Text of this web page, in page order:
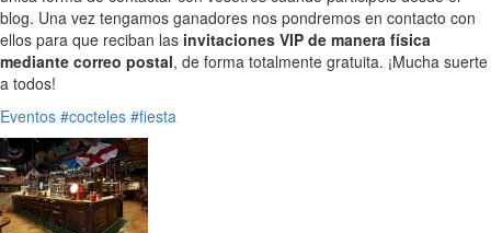
blog. Una vez tengamos ganadores nos pondremos en contacto con
ellos para que reciban las invitaciones VIP de manera física
mediante correo postal, de forma totalmente gratuita. ¡Mucha suerte
a todos!
Eventos #cocteles #fiesta